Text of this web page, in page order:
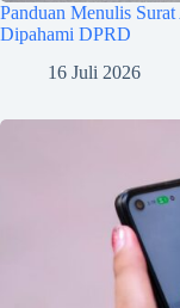
Panduan Menulis
Dipahami DPRD
16 Juli 2026